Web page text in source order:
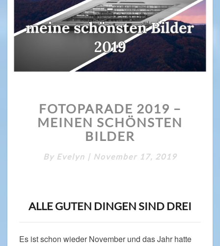
2019
–
MEINEN
SCHÖNSTEN
FOTOPARADE 2019 –
MEINEN SCHÖNSTEN
BILDER
By Evelyn | November 17, 2019
ALLE GUTEN DINGEN SIND DREI
Es ist schon wieder November und das Jahr hatte